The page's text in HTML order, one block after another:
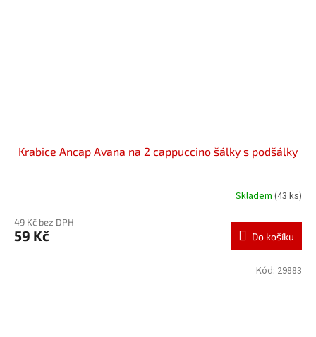
Krabice Ancap Avana na 2 cappuccino šálky s podšálky
Skladem (43 ks)
49 Kč bez DPH
59 Kč Do košíku
Kód: 29883